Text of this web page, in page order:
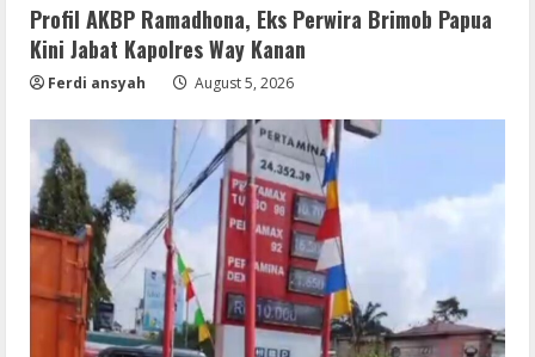
Profil AKBP Ramadhona, Eks Perwira Brimob Papua
Kini Jabat Kapolres Way Kanan
Ferdi ansyah August 5, 2026